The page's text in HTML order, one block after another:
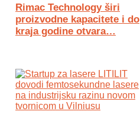
Rimac Technology širi
proizvodne kapacitete i do
kraja godine otvara…